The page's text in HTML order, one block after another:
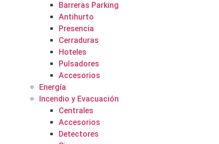
Barreras Parking
Antihurto
Presencia
Cerraduras
Hoteles
Pulsadores
Accesorios
Energía
Incendio y Evacuación
Centrales
Accesorios
Detectores